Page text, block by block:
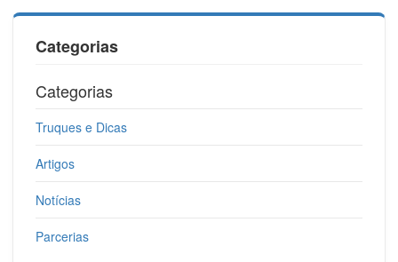
Categorias
Categorias
Truques e Dicas
Artigos
Notícias
Parcerias